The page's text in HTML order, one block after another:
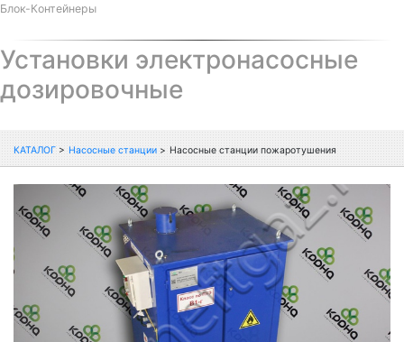
Блок-Контейнеры
Установки электронасосные
дозировочные
КАТАЛОГ > Насосные станции > Насосные станции пожаротушения